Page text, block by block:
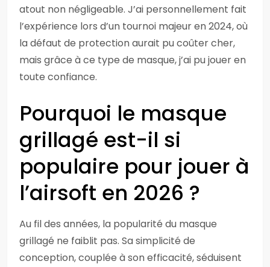
atout non négligeable. J’ai personnellement fait
l’expérience lors d’un tournoi majeur en 2024, où
la défaut de protection aurait pu coûter cher,
mais grâce à ce type de masque, j’ai pu jouer en
toute confiance.
Pourquoi le masque
grillagé est-il si
populaire pour jouer à
l’airsoft en 2026 ?
Au fil des années, la popularité du masque
grillagé ne faiblit pas. Sa simplicité de
conception, couplée à son efficacité, séduisent